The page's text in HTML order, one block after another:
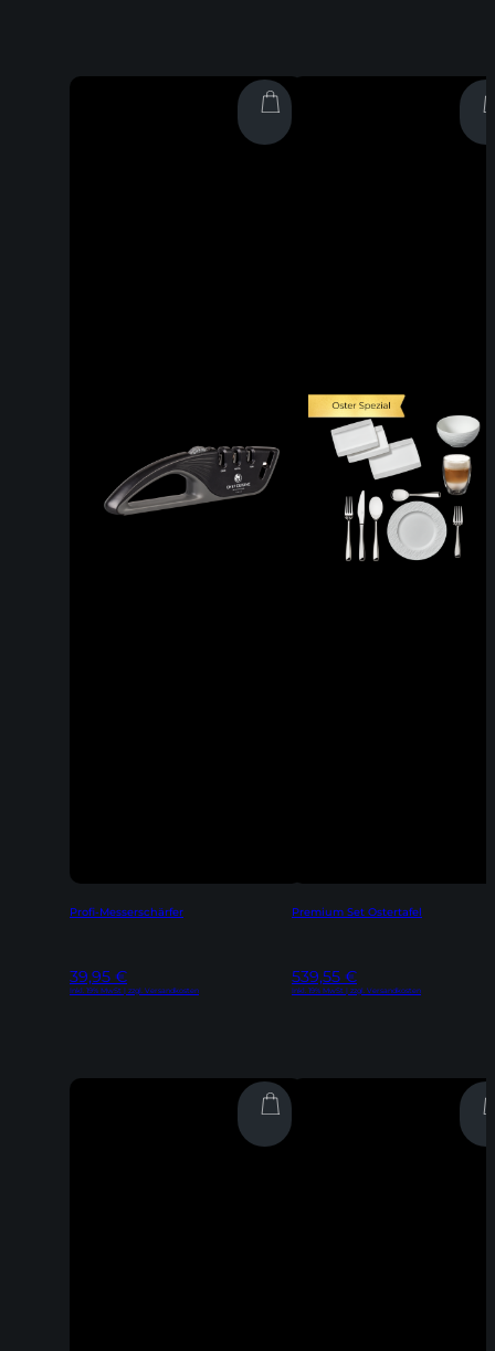
Profi-Messerschärfer
39,95 €
Inkl. 19% MwSt | zzgl. Versandkosten
Premium Set Ostertafel
539,55 €
Inkl. 19% MwSt | zzgl. Versandkosten